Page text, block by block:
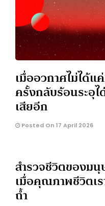
เมื่ออวกาศไม่ได้แ
ครั้งกลับร้อนระอุ
เสียอีก
Posted On 17 April 2026
สำรวจชีวิตของม
เมื่อคุณภาพชีวิตเ
ถ้ำ